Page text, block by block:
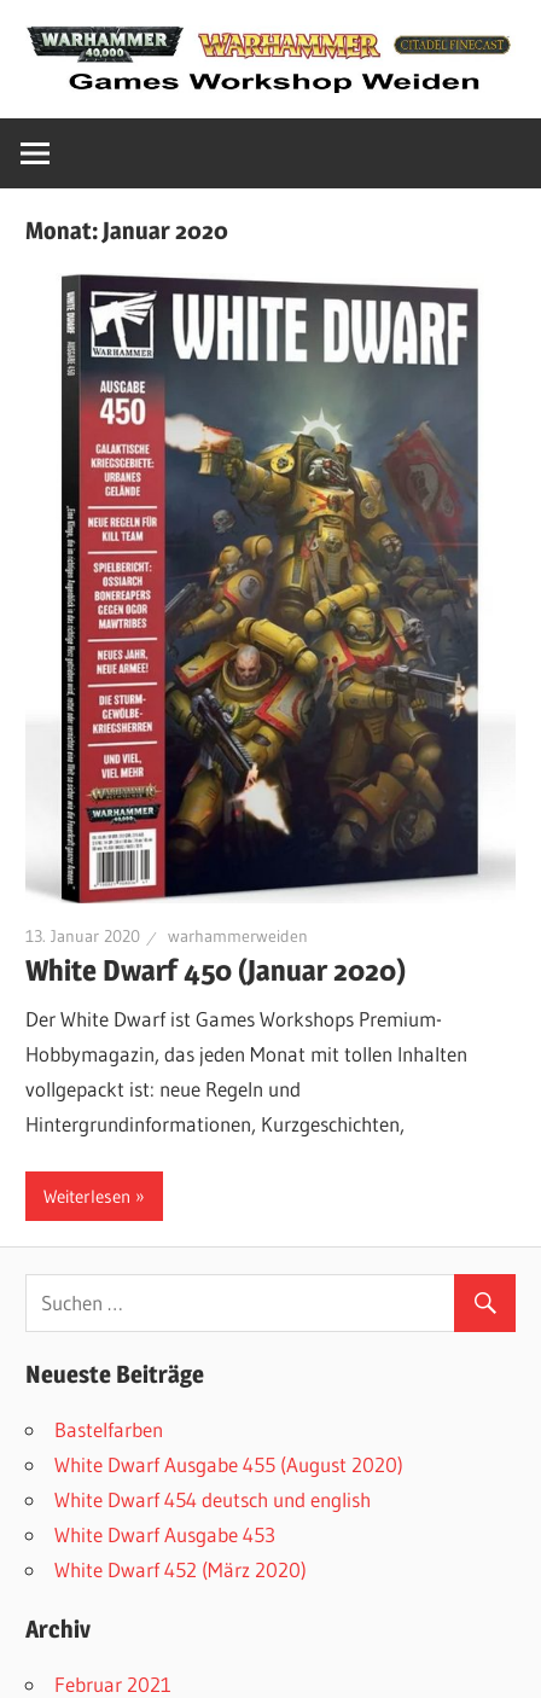
Inhalt
springen
Warhammer
Weiden
Tabletop
Spiele
Shop
Games
in
Weiden
Monat:Januar 2020
13. Januar 2020 warhammerweiden
White Dwarf 450 (Januar 2020)
Der White Dwarf ist Games Workshops Premium-
Hobbymagazin, das jeden Monat mit tollen Inhalten
vollgepackt ist: neue Regeln und
Hintergrundinformationen, Kurzgeschichten,
Weiterlesen
Neueste Beiträge
Bastelfarben
White Dwarf Ausgabe 455 (August 2020)
White Dwarf 454 deutsch und english
White Dwarf Ausgabe 453
White Dwarf 452 (März 2020)
Archiv
Februar 2021